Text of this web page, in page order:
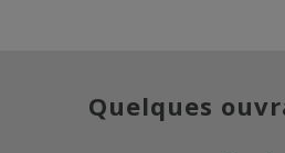
Quelques